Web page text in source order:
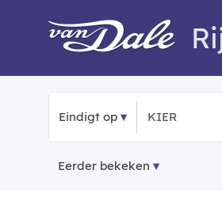
Eindigt op
Eerder bekeken